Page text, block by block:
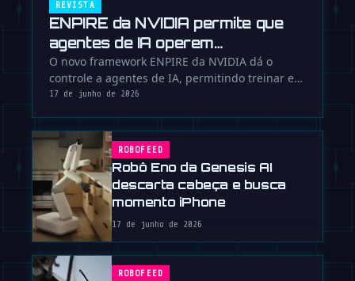
REVISTA
ENPIRE da NVIDIA permite que
agentes de IA operem
laboratórios
O novo framework ENPIRE da NVIDIA dá o
controle a agentes de IA, permitindo treinar e
aperfeiçoar robôs no mundo real de …
17 de junho de 2026
ROBOFEED
Robô Eno da Genesis AI
descarta cabeça e busca
momento iPhone
17 de junho de 2026
ROBOFEED